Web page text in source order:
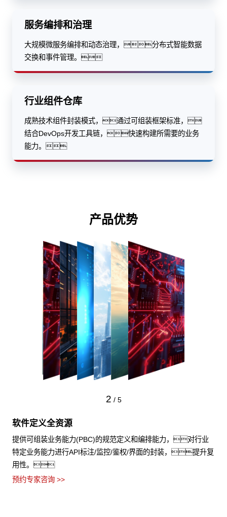
服务编排和治理
大规模微服务编排和动态治理，分布式智能数据
交换和事件管理。
行业组件仓库
成熟技术组件封装模式，通过可组装框架标准，
结合DevOps开发工具链，快速构建所需要的业务
能力。
产品优势
2 / 5
软件定义全资源
提供可组装业务能力(PBC)的规范定义和编排能力，对行业
特定业务能力进行API标注/监控/鉴权/界面的封装，提升复
用性。
预约专家咨询 >>